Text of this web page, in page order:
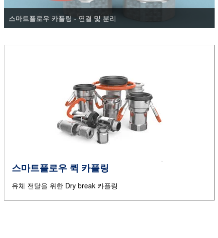
스마트플로우 카플링 - 연결 및 분리
스마트플로우 퀵 카플링
유체 전달을 위한 Dry break 카플링